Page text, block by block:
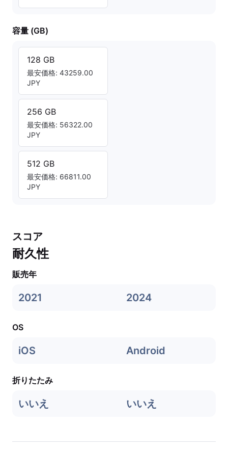
容量 (GB)
128 GB
最安価格: 43259.00
JPY
256 GB
最安価格: 56322.00
JPY
512 GB
最安価格: 66811.00
JPY
スコア
耐久性
販売年
2021 2024
OS
iOS Android
折りたたみ
いいえ いいえ